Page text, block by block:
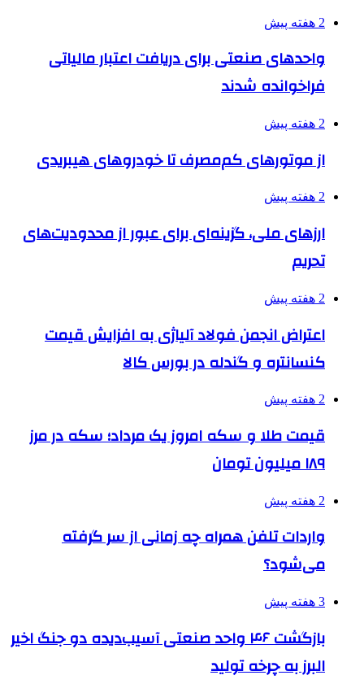
2 هفته پیش
واحدهای صنعتی برای دریافت اعتبار مالیاتی
فراخوانده شدند
2 هفته پیش
از موتورهای کم‌مصرف تا خودروهای هیبریدی
2 هفته پیش
ارزهای ملی، گزینه‌ای برای عبور از محدودیت‌های
تحریم
2 هفته پیش
اعتراض انجمن فولاد آلیاژی به افزایش قیمت
کنسانتره و گندله در بورس کالا
2 هفته پیش
قیمت طلا و سکه امروز یک مرداد؛ سکه در مرز
۱۸۹ میلیون تومان
2 هفته پیش
واردات تلفن همراه چه زمانی از سر گرفته
می‌شود؟
3 هفته پیش
بازگشت ۴۶ واحد صنعتی آسیب‌دیده دو جنگ اخیر
البرز به چرخه تولید